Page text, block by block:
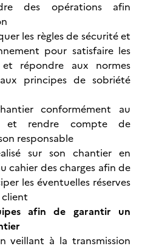
des opérations afin
les règles de sécurité et
pour satisfaire les
répondre aux normes
principes de sobriété
conformément au
et rendre compte de
responsable
sur son chantier en
cahier des charges afin de
les éventuelles réserves
client
afin de garantir un
veillant à la transmission